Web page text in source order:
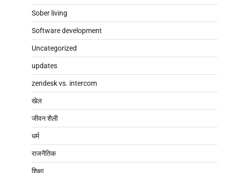
Sober living
Software development
Uncategorized
updates
zendesk vs. intercom
खेल
जीवन शैली
धर्म
राजनैतिक
शिक्षा